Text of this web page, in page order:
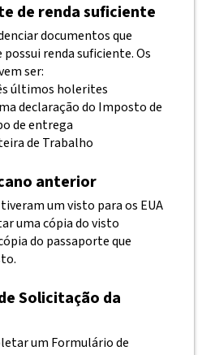
de renda suficiente
documentos que
renda suficiente. Os
ser:
últimos holerites
declaração do Imposto de
de entrega
de Trabalho
anterior
um visto para os EUA
uma cópia do visto
do passaporte que
Solicitação da
um Formulário de